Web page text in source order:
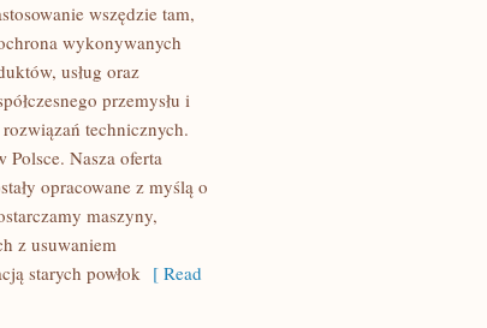
wszędzie tam,
wykonywanych
usług oraz
przemysłu i
technicznych.
Polsce. Nasza oferta
opracowane z myślą o
maszyny,
z usuwaniem
starych powłok [ Read